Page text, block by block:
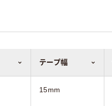
テープ幅
15mm